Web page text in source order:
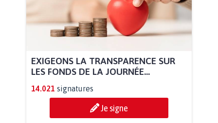
EXIGEONS LA TRANSPARENCE SUR
LES FONDS DE LA JOURNÉE...
14.021 signatures
Je signe